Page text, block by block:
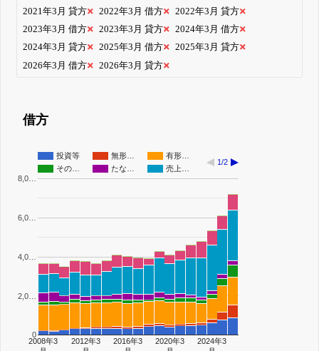
2021年3月 貸方 2022年3月 借方
2022年3月 貸方
2023年3月 借方
2023年3月 貸方
2024年3月 借方
2024年3月 貸方
2025年3月 借方
2025年3月 貸方
2026年3月 借方
2026年3月 貸方
借方
投資等 無形…
有形…
その…
たな… 売上…
1/2
2008年3
2012年3
2016年3
2020年3
2024年3
0
2,0…
4,0…
6,0…
8,0…